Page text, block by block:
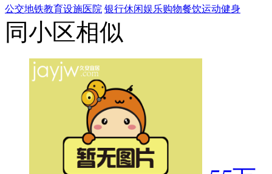
公交地铁教育设施医院 银行休闲娱乐购物餐饮运动健身
同小区相似